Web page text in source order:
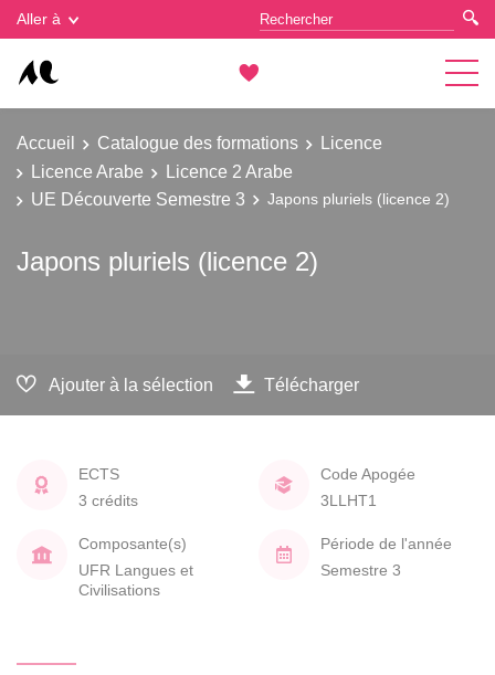
Aller à
Accueil Catalogue des formations
Licence
Licence Arabe
Licence 2 Arabe
UE Découverte Semestre 3
Japons pluriels (licence 2)
Japons pluriels (licence 2)
Ajouter à la sélection Télécharger
ECTS
3 crédits
Code Apogée
3LLHT1
Composante(s)
UFR Langues et
Civilisations
Période de l'année
Semestre 3
Gestion des cookies